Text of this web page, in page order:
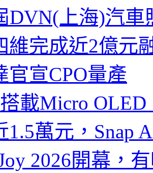
DVN(上海)汽
維完成近2億元
官宣CPO量產
載Micro
1.5萬元，Snap
2026開幕，